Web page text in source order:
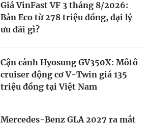
Giá VinFast VF 3 tháng 8/2026:
Bản Eco từ 278 triệu đồng, đại lý
ưu đãi gì?
Cận cảnh Hyosung GV350X: Môtô
cruiser động cơ V-Twin giá 135
triệu đồng tại Việt Nam
Mercedes-Benz GLA 2027 ra mắt